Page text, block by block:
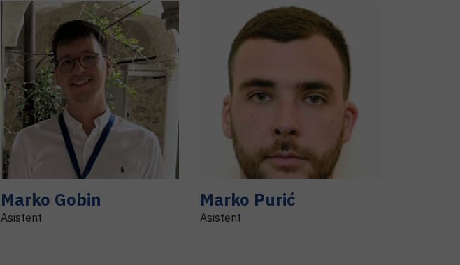
Marko Gobin
Asistent
Marko Purić
Asistent